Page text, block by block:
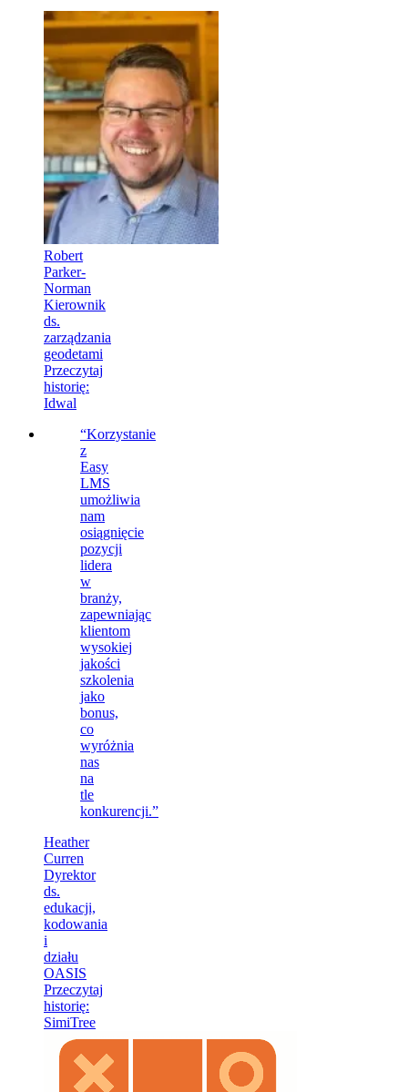
Robert
Parker-
Norman
Kierownik
ds.
zarządzania
geodetami
Przeczytaj
historię:
Idwal
“Korzystanie
z
Easy
LMS
umożliwia
nam
osiągnięcie
pozycji
lidera
w
branży,
zapewniając
klientom
wysokiej
jakości
szkolenia
jako
bonus,
co
wyróżnia
nas
na
tle
konkurencji.”
Heather
Curren
Dyrektor
ds.
edukacji,
kodowania
i
działu
OASIS
Przeczytaj
historię:
SimiTree